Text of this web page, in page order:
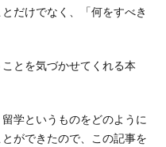
だけでなく、「何をすべき
とを気づかせてくれる本
学というものをどのように
ができたので、この記事を